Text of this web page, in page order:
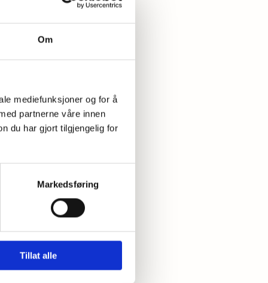
Om
mediefunksjoner og for å
partnerne våre innen
du har gjort tilgjengelig for
Markedsføring
Tillat alle